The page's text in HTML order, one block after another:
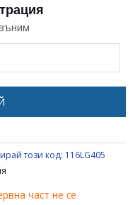
този код: 116LG405
част не се